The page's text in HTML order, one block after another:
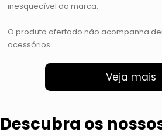
inesquecível da marca.
O produto ofertado não acompanha
acessórios.
Veja mais
Descubra os